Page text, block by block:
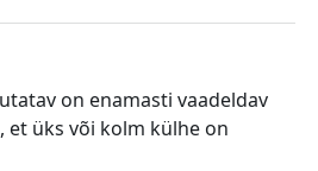
on enamasti vaadeldav
et üks või kolm külhe on